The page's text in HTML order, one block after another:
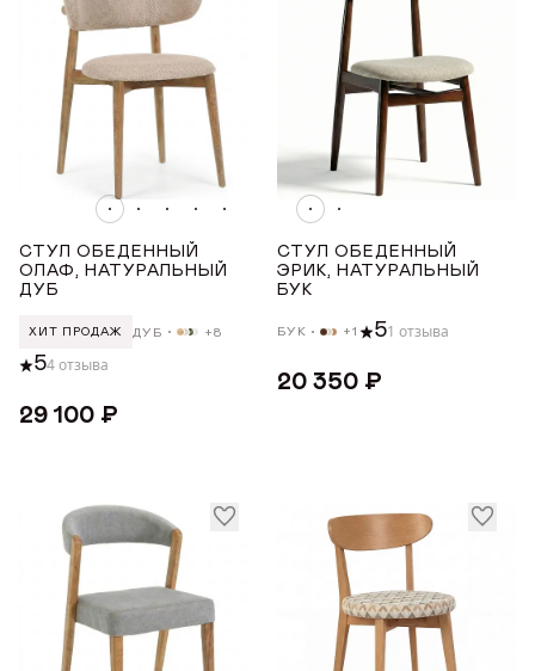
РОССИЯ
ТОНИРОВКА
Белый
Венге
Орех
Светлый дуб с чёрной патиной
Показать все
Бежевый
Бежевый с ромбами
Голубой
Желтый
Зеленый
СТУЛ ОБЕДЕННЫЙ
ОЛАФ, НАТУРАЛЬНЫЙ
ДУБ
ХИТ ПРОДАЖ ДУБ +8
54 отзыва
29 100 ₽
СТУЛ ОБЕДЕННЫЙ
ЭРИК, НАТУРАЛЬНЫЙ
БУК
БУК +1 51 отзыва
20 350 ₽